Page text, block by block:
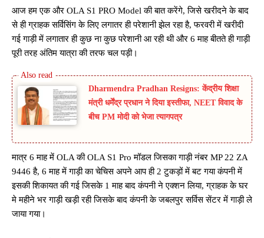
आज हम एक और OLA S1 PRO Model की बात करेंगे, जिसे खरीदने के बाद
से ही ग्राहक सर्विसिंग के लिए लगातर ही परेशानी झेल रहा है, फरवरी में खरीदी
गई गाड़ी में लगातार ही कुछ ना कुछ परेशानी आ रही थी और 6 माह बीतते ही गाड़ी
पूरी तरह अंतिम यात्रा की तरफ चल पड़ी।
Dharmendra Pradhan Resigns: केंद्रीय शिक्षा
मंत्री धर्मेंद्र प्रधान ने दिया इस्तीफा, NEET विवाद के
बीच PM मोदी को भेजा त्यागपत्र
मात्र 6 माह में OLA की OLA S1 Pro मॉडल जिसका गाड़ी नंबर MP 22 ZA
9446 है, 6 माह में गाड़ी का चेचिस अपने आप ही 2 टुकड़ों में बट गया कंपनी में
इसकी शिकायत की गई जिसके 1 माह बाद कंपनी ने एक्शन लिया, ग्राहक के घर
मे महीने भर गाड़ी खड़ी रही जिसके बाद कंपनी के जबलपुर सर्विस सेंटर में गाड़ी ले
जाया गया।